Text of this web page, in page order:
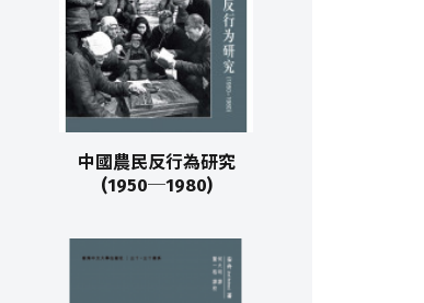
中國農民反行為研究
(1950─1980)